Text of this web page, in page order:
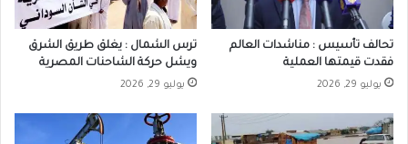
تحالف تأسيس : مناشدات العالم
فقدت قيمتها العملية
يوليو 29, 2026
ترس الشمال : يغلق طريق الشرق
ويشل حركة الشاحنات المصرية
يوليو 29, 2026